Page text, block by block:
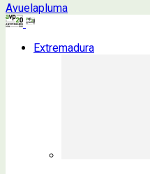
Avuelapluma
Extremadura